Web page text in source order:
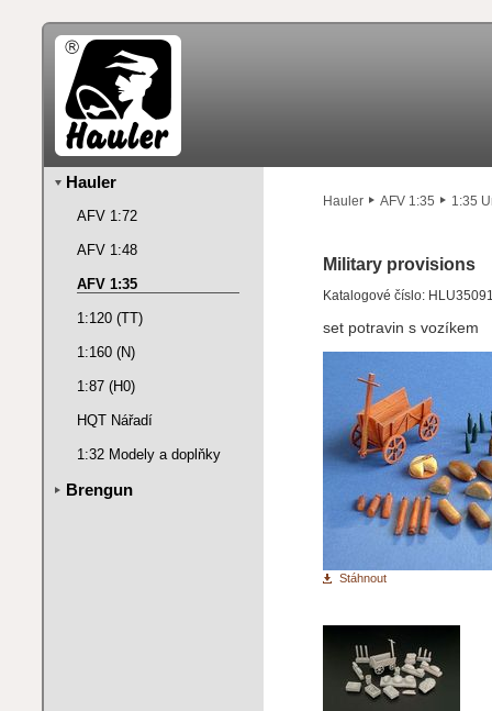
Hauler AFV 1:35 1:35
Military provisions
Katalogové číslo:
set potravin s vozíkem
Stáhnout
Hauler
AFV 1:72
AFV 1:48
AFV 1:35
1:120 (TT)
1:160 (N)
1:87 (H0)
HQT Nářadí
1:32 Modely a doplňky
Brengun